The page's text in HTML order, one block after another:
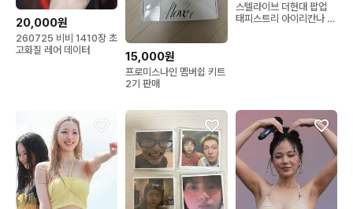
20,000원
260725 비비 1410장 초
고화질 레어 데이터
15,000원
프로미스나인 멤버쉽 키트
2기 판매
스텔라이브 더현대 팝업
태피스트리 아이리칸나 포